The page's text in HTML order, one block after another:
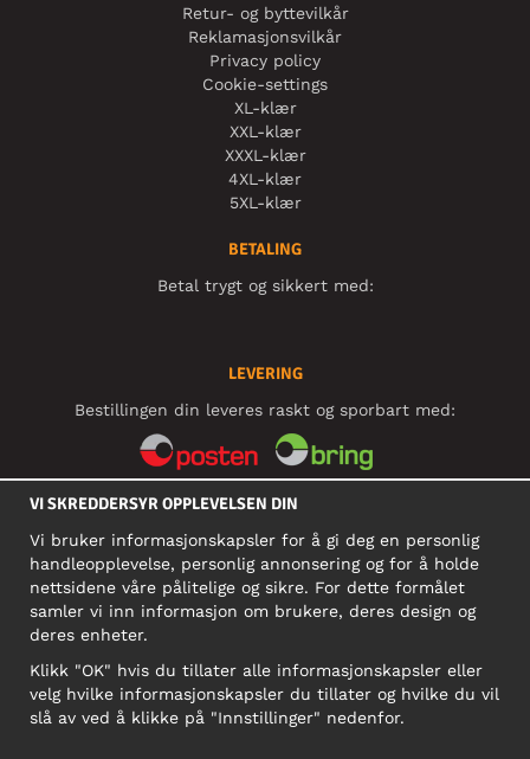
Retur- og byttevilkår
Reklamasjonsvilkår
Privacy policy
Cookie-settings
XL-klær
XXL-klær
XXXL-klær
4XL-klær
5XL-klær
BETALING
Betal trygt og sikkert med:
LEVERING
Bestillingen din leveres raskt og sporbart med:
SOSIALE MEDIER
BEDRIFT
911 891 581 MVA
NB! Ikke bruk denne adressen til å sende produkter i retur!
VI SKREDDERSYR OPPLEVELSEN DIN
Vi bruker informasjonskapsler for å gi deg en personlig
handleopplevelse, personlig annonsering og for å holde
nettsidene våre pålitelige og sikre. For dette formålet
samler vi inn informasjon om brukere, deres design og
deres enheter.
Klikk "OK" hvis du tillater alle informasjonskapsler eller
velg hvilke informasjonskapsler du tillater og hvilke du vil
slå av ved å klikke på "Innstillinger" nedenfor.